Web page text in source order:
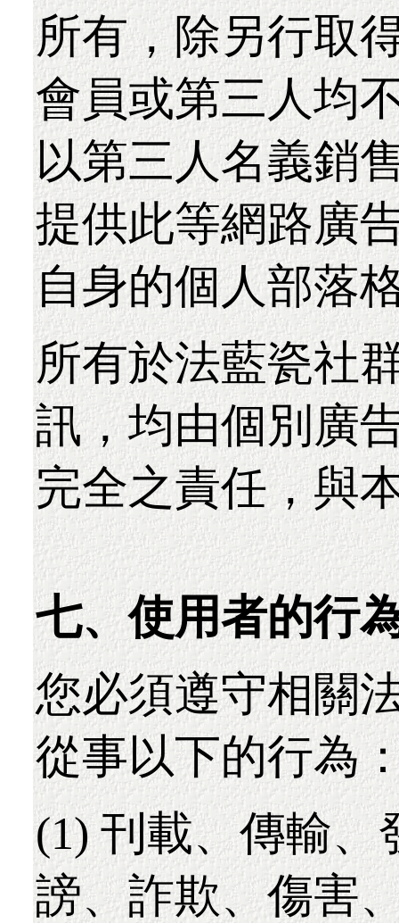
所有，除另行取
會員或第三人均
以第三人名義銷
提供此等網路廣
自身的個人部落
所有於法藍瓷社
訊，均由個別廣
完全之責任，與
七、使用者的行
您必須遵守相關
從事以下的行為
(1) 刊載、傳輸
謗、詐欺、傷害